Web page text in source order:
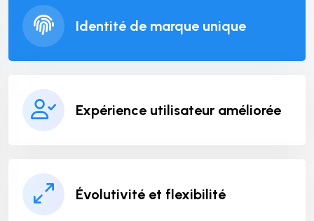
Identité de marque unique
Expérience utilisateur améliorée
Évolutivité et flexibilité